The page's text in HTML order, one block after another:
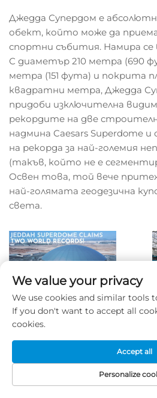
Джедда Супердом е
обект, който може да
спортни събития. Намира се
С диаметър 210 метра (690
метра (151 фута) и покрита
квадратни метра, Джедда
придоби изключителна
рекордите на две
надмина Caesars Superdome
на рекорда за най-големия
(такъв, който не е
Освен това, той вече
най-голямата геодезична
света.
4. Основни
закупуване на
екран
При избора на периметричен
We value your privacy
We use cookies and similar tools
If you don't want to accept all
cookies.
Personalize
Accept all